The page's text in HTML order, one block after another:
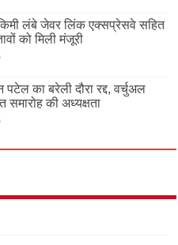
लंबे जेवर लिंक एक्सप्रेसवे सहित
को मिली मंजूरी
का बरेली दौरा रद्द, वर्चुअल
समारोह की अध्यक्षता